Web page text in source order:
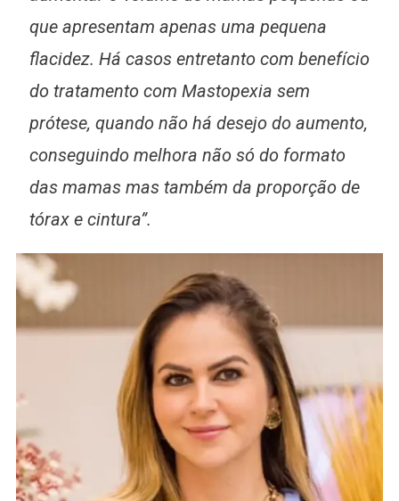
que apresentam apenas uma pequena
flacidez. Há casos entretanto com benefício
do tratamento com Mastopexia sem
prótese, quando não há desejo do aumento,
conseguindo melhora não só do formato
das mamas mas também da proporção de
tórax e cintura”.